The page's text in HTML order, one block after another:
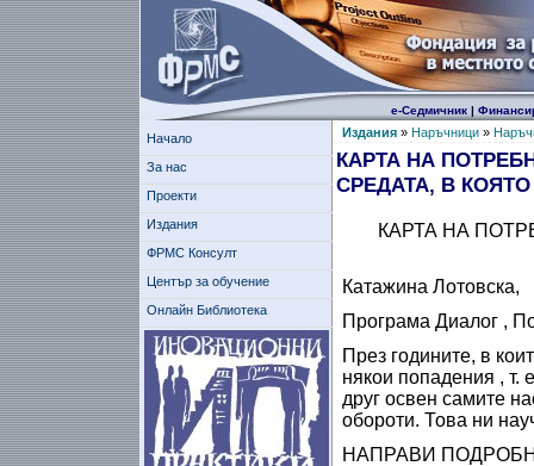
е-Седмичник|
Начало
За нас
Проекти
Издания
ФРМС Консулт
Център за обучение
Онлайн Библиотека
Издания» Наръчници»
КАРТА НА
СРЕДАТА, В
КАРТА НА
Катажина Лотовска,
Програма Диалог ,
През годините, в
някои попадения , т.
друг освен самите
обороти. Това ни
НАПРАВИ